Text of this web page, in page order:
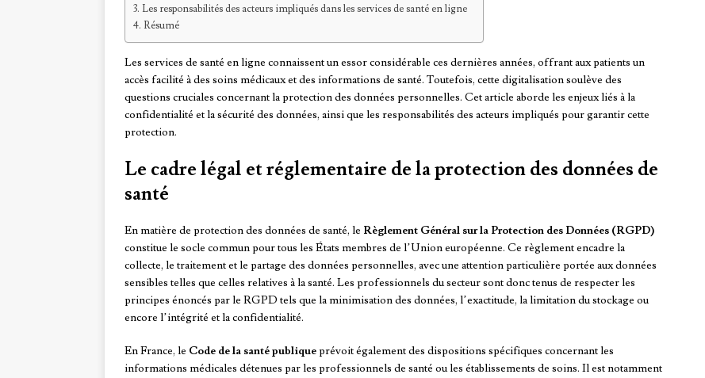
Les responsabilités des acteurs impliqués dans les services de santé en ligne
Résumé
Les services de santé en ligne connaissent un essor considérable ces dernières années, offrant aux patients un
accès facilité à des soins médicaux et des informations de santé. Toutefois, cette digitalisation soulève des
questions cruciales concernant la protection des données personnelles. Cet article aborde les enjeux liés à la
confidentialité et la sécurité des données, ainsi que les responsabilités des acteurs impliqués pour garantir cette
protection.
Le cadre légal et réglementaire de la protection des données de
santé
En matière de protection des données de santé, le Règlement Général sur la Protection des Données (RGPD)
constitue le socle commun pour tous les États membres de l’Union européenne. Ce règlement encadre la
collecte, le traitement et le partage des données personnelles, avec une attention particulière portée aux données
sensibles telles que celles relatives à la santé. Les professionnels du secteur sont donc tenus de respecter les
principes énoncés par le RGPD tels que la minimisation des données, l’exactitude, la limitation du stockage ou
encore l’intégrité et la confidentialité.
En France, le Code de la santé publiqueprévoit également des dispositions spécifiques concernant les
informations médicales détenues par les professionnels de santé ou les établissements de soins. Il est notamment